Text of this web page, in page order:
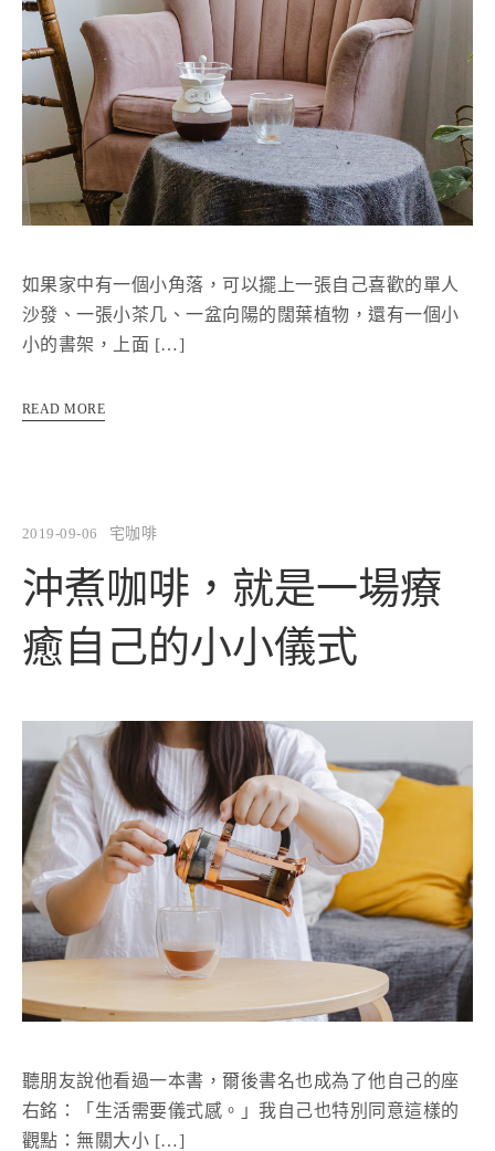
如果家中有一個小角落，可以擺上一張自己喜歡的單人
沙發、一張小茶几、一盆向陽的闊葉植物，還有一個小
小的書架，上面 […]
READ MORE
2019-09-06 宅咖啡
沖煮咖啡，就是一場療
癒自己的小小儀式
聽朋友說他看過一本書，爾後書名也成為了他自己的座
右銘：「生活需要儀式感。」我自己也特別同意這樣的
觀點：無關大小 […]